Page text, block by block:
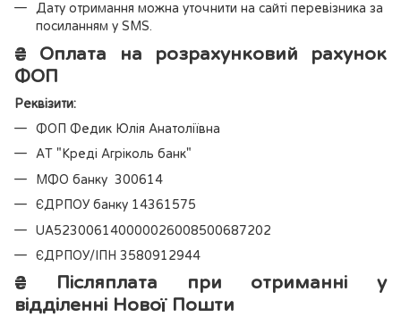
Дату отримання можна уточнити на сайті перевізника за
посиланням у SMS.
₴ Оплата на розрахунковий рахунок
ФОП
Реквізити:
ФОП Федик Юлія Анатоліївна
АТ "Креді Агріколь банк"
МФО банку 300614
ЄДРПОУ банку 14361575
UA523006140000026008500687202
ЄДРПОУ/ІПН 3580912944
₴ Післяплата при отриманні у
відділенні Нової Пошти